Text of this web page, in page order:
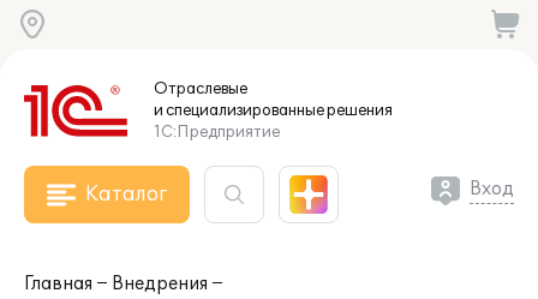
Отраслевые
и специализированныерешения
1С:Предприятие
Каталог Вход
Главная
Внедрения